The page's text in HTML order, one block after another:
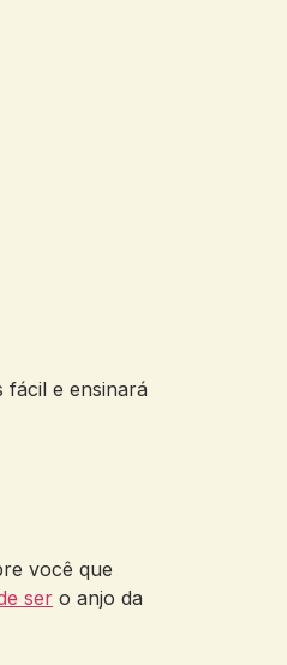
fácil e ensinará
você que
ser o anjo da